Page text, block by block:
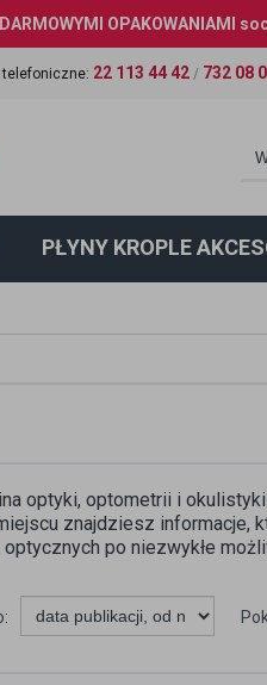
OPAKOWANIAMI
telefoniczne: 22 113 44 42 / 732 08
PŁYNY KROPLE
optyki, optometrii i
znajdziesz informacje,
po niezwykłe